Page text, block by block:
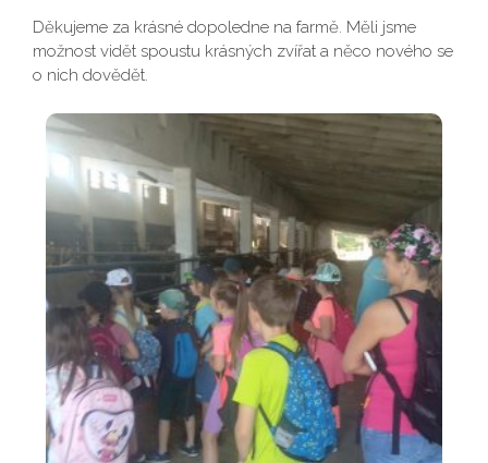
Děkujeme za krásné dopoledne na farmě. Měli jsme
možnost vidět spoustu krásných zvířat a něco nového se
o nich dovědět.